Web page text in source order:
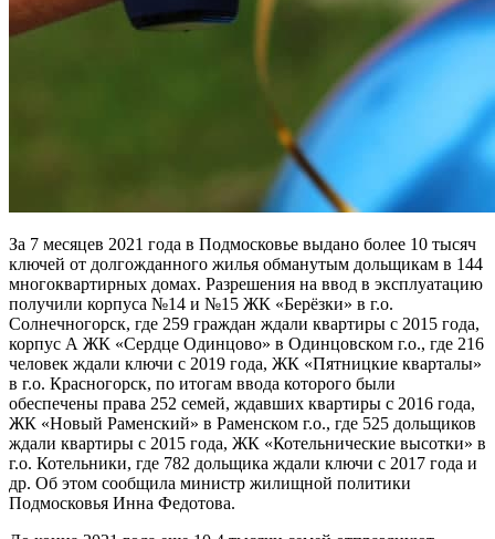
За 7 месяцев 2021 года в Подмосковье выдано более 10 тысяч
ключей от долгожданного жилья обманутым дольщикам в 144
многоквартирных домах. Разрешения на ввод в эксплуатацию
получили корпуса №14 и №15 ЖК «Берёзки» в г.о.
Солнечногорск, где 259 граждан ждали квартиры с 2015 года,
корпус А ЖК «Сердце Одинцово» в Одинцовском г.о., где 216
человек ждали ключи с 2019 года, ЖК «Пятницкие кварталы»
в г.о. Красногорск, по итогам ввода которого были
обеспечены права 252 семей, ждавших квартиры с 2016 года,
ЖК «Новый Раменский» в Раменском г.о., где 525 дольщиков
ждали квартиры с 2015 года, ЖК «Котельнические высотки» в
г.о. Котельники, где 782 дольщика ждали ключи с 2017 года и
др. Об этом сообщила министр жилищной политики
Подмосковья Инна Федотова.